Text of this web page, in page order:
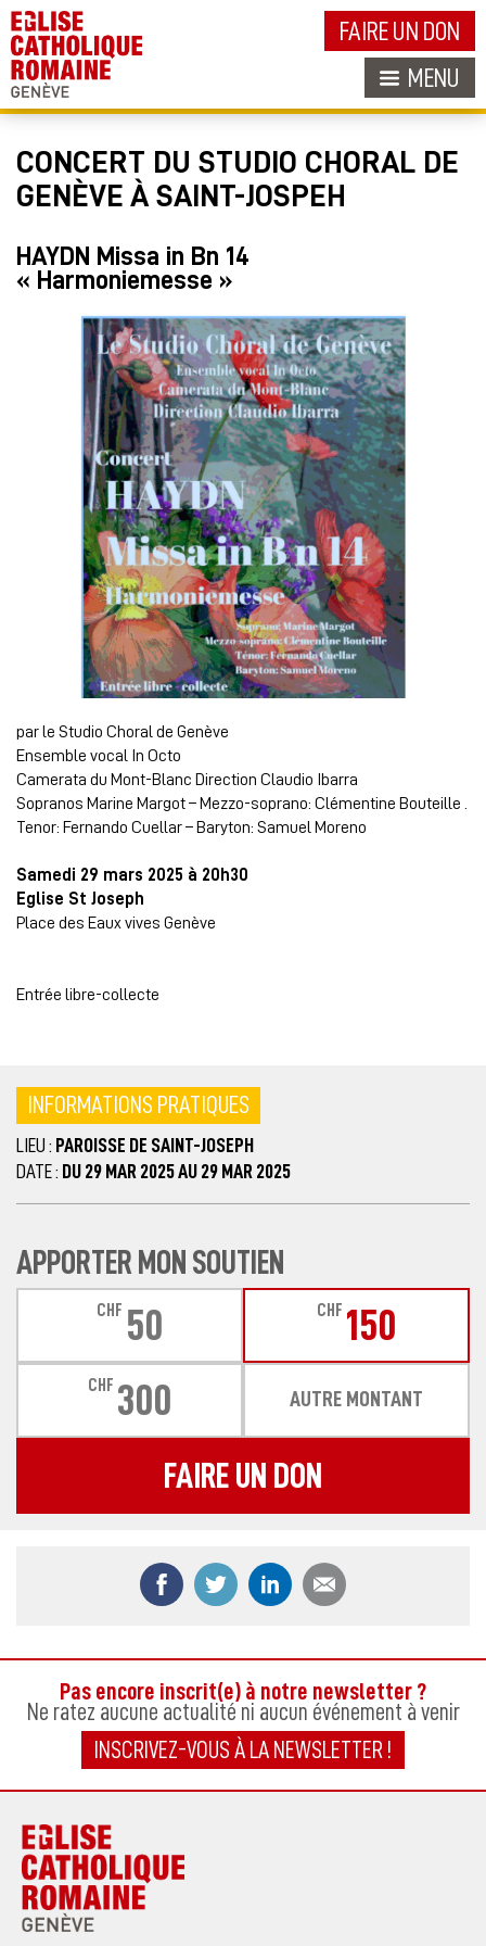
FAIRE UN DON
MENU
CONCERT DU STUDIO CHORAL DE
GENÈVE À SAINT-JOSPEH
HAYDN Missa in Bn 14
« Harmoniemesse »
par le Studio Choral de Genève
Ensemble vocal In Octo
Camerata du Mont-Blanc Direction Claudio Ibarra
Sopranos Marine Margot – Mezzo-soprano: Clémentine Bouteille .
Tenor: Fernando Cuellar – Baryton: Samuel Moreno
Samedi 29 mars 2025 à 20h30
Eglise St Joseph
Place des Eaux vives Genève
Entrée libre-collecte
INFORMATIONS PRATIQUES
LIEU : PAROISSE DE SAINT-JOSEPH
DATE : DU 29 MAR 2025 AU 29 MAR 2025
APPORTER MON SOUTIEN
CHF 50 CHF 150
CHF 300 AUTRE MONTANT
FAIRE UN DON
Partager ce contenu sur Facebook
Partager ce contenu sur Twitter
Partager ce contenu
Pas encore inscrit(e) à notre newsletter ?
Ne ratez aucune actualité ni aucun événement à venir
INSCRIVEZ-VOUS À LA NEWSLETTER !